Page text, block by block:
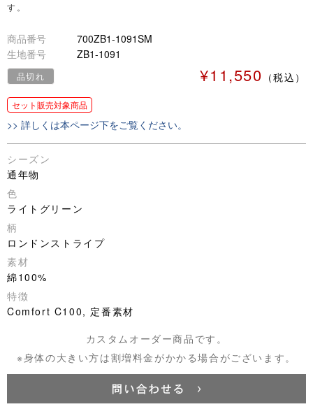
す。
商品番号
700ZB1-1091SM
生地番号
ZB1-1091
¥11,550 （税込）
品切れ
セット販売対象商品
>> 詳しくは本ページ下をご覧ください。
シーズン
通年物
色
ライトグリーン
柄
ロンドンストライプ
素材
綿100%
特徴
Comfort C100, 定番素材
カスタムオーダー商品です。
※身体の大きい方は割増料金がかかる場合がございます。